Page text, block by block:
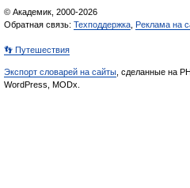
© Академик, 2000-2026
Обратная связь: Техподдержка Реклама на
👣 Путешествия
Экспорт словарей на сайты , сделанные на
WordPress, MODx.